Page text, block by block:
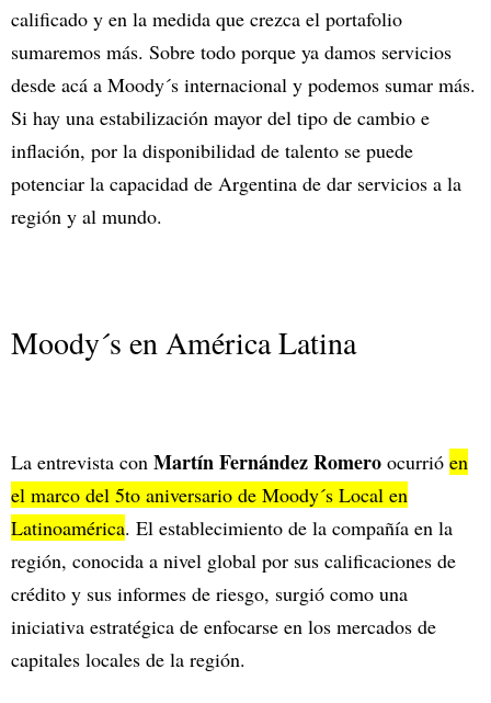
calificado y en la medida que crezca el portafolio
sumaremos más. Sobre todo porque ya damos servicios
desde acá a Moody´s internacional y podemos sumar más.
Si hay una estabilización mayor del tipo de cambio e
inflación, por la disponibilidad de talento se puede
potenciar la capacidad de Argentina de dar servicios a la
región y al mundo.
Moody´s en América Latina
La entrevista con Martín Fernández Romero ocurrió en
el marco del 5to aniversario de Moody´s Local en
Latinoamérica. El establecimiento de la compañía en la
región, conocida a nivel global por sus calificaciones de
crédito y sus informes de riesgo, surgió como una
iniciativa estratégica de enfocarse en los mercados de
capitales locales de la región.